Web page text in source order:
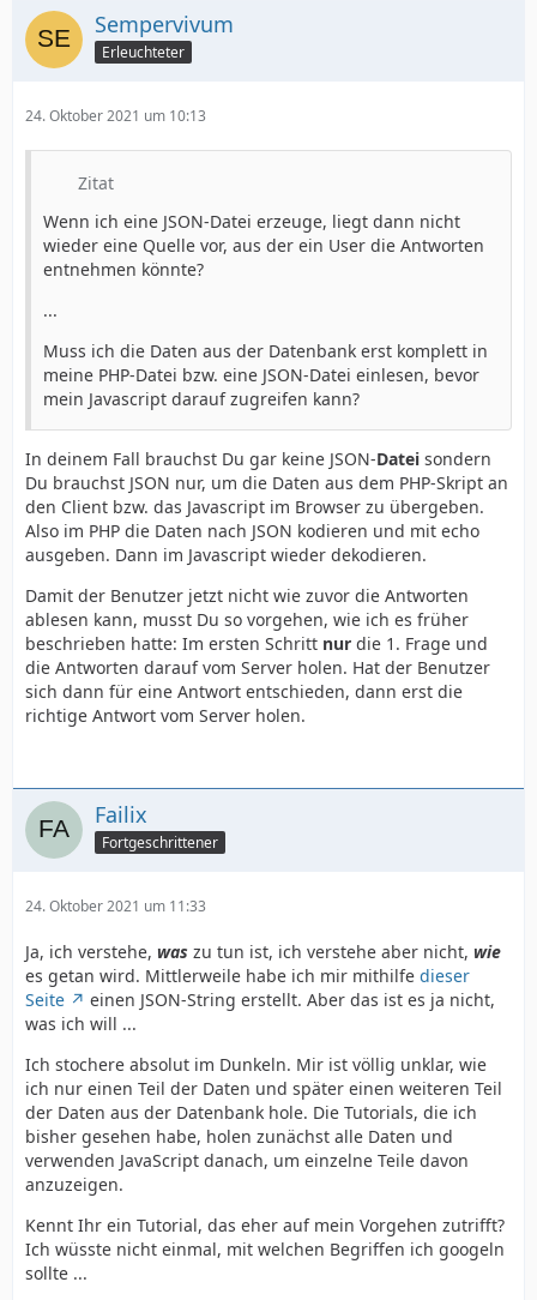
Sempervivum
Erleuchteter
24. Oktober 2021 um 10:13
Zitat
Wenn ich eine JSON-Datei erzeuge, liegt dann nicht
wieder eine Quelle vor, aus der ein User die Antworten
entnehmen könnte?
...
Muss ich die Daten aus der Datenbank erst komplett in
meine PHP-Datei bzw. eine JSON-Datei einlesen, bevor
mein Javascript darauf zugreifen kann?
In deinem Fall brauchst Du gar keine JSON-Datei sondern
Du brauchst JSON nur, um die Daten aus dem PHP-Skript an
den Client bzw. das Javascript im Browser zu übergeben.
Also im PHP die Daten nach JSON kodieren und mit echo
ausgeben. Dann im Javascript wieder dekodieren.
Damit der Benutzer jetzt nicht wie zuvor die Antworten
ablesen kann, musst Du so vorgehen, wie ich es früher
beschrieben hatte: Im ersten Schritt nur die 1. Frage und
die Antworten darauf vom Server holen. Hat der Benutzer
sich dann für eine Antwort entschieden, dann erst die
richtige Antwort vom Server holen.
Failix
Fortgeschrittener
24. Oktober 2021 um 11:33
Ja, ich verstehe, was zu tun ist, ich verstehe aber nicht, wie
es getan wird. Mittlerweile habe ich mir mithilfe dieser
Seite
einen JSON-String erstellt. Aber das ist es ja nicht,
was ich will ...
Ich stochere absolut im Dunkeln. Mir ist völlig unklar, wie
ich nur einen Teil der Daten und später einen weiteren Teil
der Daten aus der Datenbank hole. Die Tutorials, die ich
bisher gesehen habe, holen zunächst alle Daten und
verwenden JavaScript danach, um einzelne Teile davon
anzuzeigen.
Kennt Ihr ein Tutorial, das eher auf mein Vorgehen zutrifft?
Ich wüsste nicht einmal, mit welchen Begriffen ich googeln
sollte ...